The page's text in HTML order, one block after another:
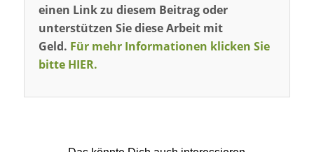
einen Link zu diesem Beitrag oder
unterstützen Sie diese Arbeit mit
Geld. Für mehr Informationen klicken Sie
bitte HIER.